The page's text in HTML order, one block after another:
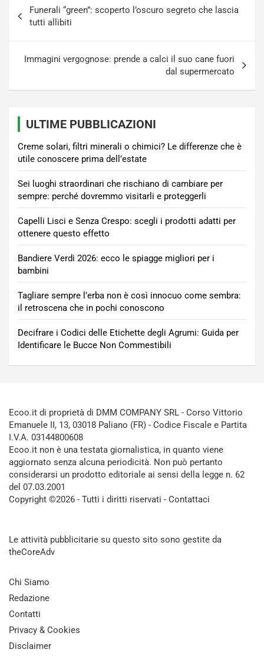
articoli
Funerali “green”: scoperto l’oscuro segreto che lascia
tutti allibiti
Immagini vergognose: prende a calci il suo cane fuori
dal supermercato
ULTIME PUBBLICAZIONI
Creme solari, filtri minerali o chimici? Le differenze che è
utile conoscere prima dell’estate
Sei luoghi straordinari che rischiano di cambiare per
sempre: perché dovremmo visitarli e proteggerli
Capelli Lisci e Senza Crespo: scegli i prodotti adatti per
ottenere questo effetto
Bandiere Verdi 2026: ecco le spiagge migliori per i
bambini
Tagliare sempre l’erba non è così innocuo come sembra:
il retroscena che in pochi conoscono
Decifrare i Codici delle Etichette degli Agrumi: Guida per
Identificare le Bucce Non Commestibili
Ecoo.it di proprietà di DMM COMPANY SRL - Corso Vittorio
Emanuele II, 13, 03018 Paliano (FR) - Codice Fiscale e Partita
I.V.A. 03144800608
Ecoo.it non è una testata giornalistica, in quanto viene
aggiornato senza alcuna periodicità. Non può pertanto
considerarsi un prodotto editoriale ai sensi della legge n. 62
del 07.03.2001
Copyright ©2026 - Tutti i diritti riservati - Contattaci
Le attività pubblicitarie su questo sito sono gestite da
theCoreAdv
Chi Siamo
Redazione
Contatti
Privacy & Cookies
Disclaimer